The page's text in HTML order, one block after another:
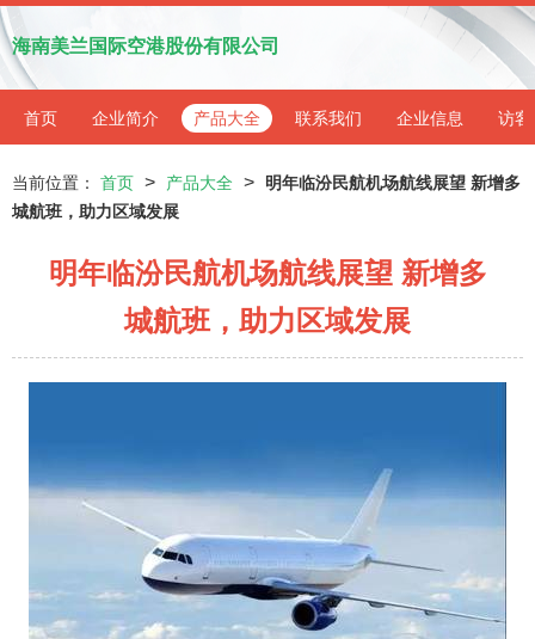
海南美兰国际空港股份有限公司
首页 企业简介 产品大全 联系我们 企业信息 访客
当前位置： 首页 > 产品大全 >
明年临汾民航机场航线展望 新增多
城航班，助力区域发展
明年临汾民航机场航线展望 新增多
城航班，助力区域发展